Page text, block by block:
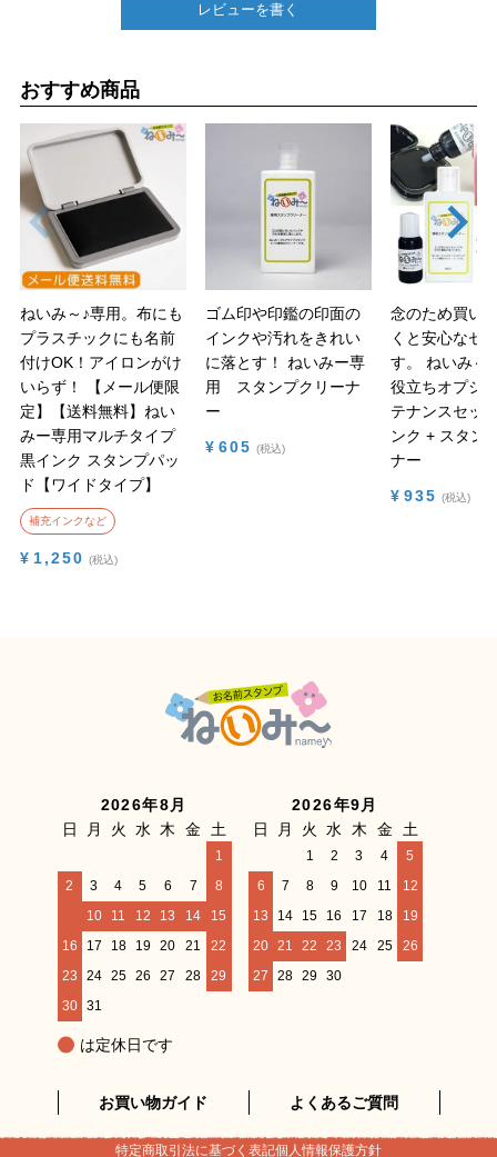
レビューを書く
おすすめ商品
ねいみ～♪専用。布にも
プラスチックにも名前
付けOK！アイロンがけ
いらず！
【メール便限
定】【送料無料】ねい
みー専用マルチタイプ
黒インク スタンプパッ
ド【ワイドタイプ】
補充インクなど
¥ 1,250 税込
ゴム印や印鑑の印面の
インクや汚れをきれい
に落とす！
ねいみー専
用 スタンプクリーナ
ー
¥ 605 税込
念のため買い
くと安心なセ
す。
ねいみ～
役立ちオプシ
テナンスセッ
ンク + スタン
ナー
¥ 935 税込
2026年8月
日
月 火 水 木 金 土
1
2
3 4 5 6 7
8
10 11 12 13 14
15
16
17 18 19 20 21
22
23
24 25 26 27 28
29
30
31
2026年9月
日
月 火 水 木 金 土
1 2 3 4
5
6
7 8 9 10 11
12
13
14 15 16 17 18
19
20 21 22 23 24 25
26
27
28 29 30
は定休日です
お買い物ガイド よくあるご質問
特定商取引法に基づく表記個人情報保護方針